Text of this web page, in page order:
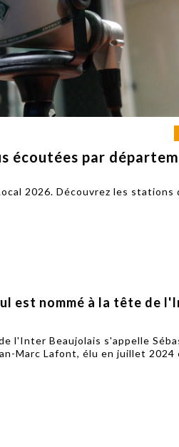
Burret
Foy-
Loire Tourisme
saison autour de
la déconnexion,
Alexandra Thizy,
marketing et
la campagne.
écoutées par
2026. Découvrez les stations
est nommé à la tête de
l'Inter Beaujolais s'appelle
Marc Lafont, élu en juillet 2024